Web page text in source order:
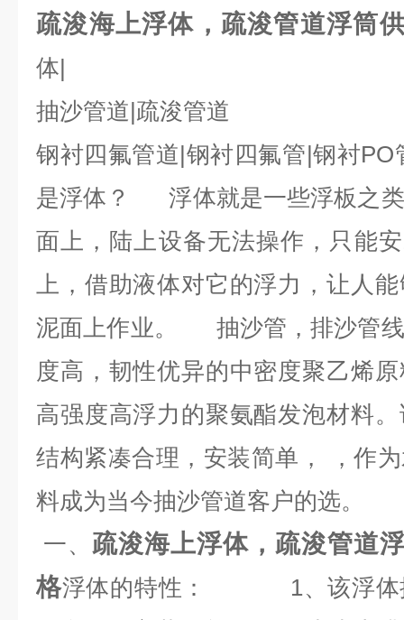
疏浚海上浮体，疏浚管道浮筒
体|
抽沙管道|疏浚管道
钢衬四氟管道|钢衬四氟管|钢衬
是浮体？ 浮体就是一些浮板之类
面上，陆上设备无法操作，只能
上，借助液体对它的浮力，让人
泥面上作业。 抽沙管，排沙管线
度高，韧性优异的中密度聚乙烯
高强度高浮力的聚氨酯发泡材料
结构紧凑合理，安装简单， ，作
料成为当今抽沙管道客户的选。
一、 疏浚海上浮体，疏浚管道
格浮体的特性： 1、该浮体抗